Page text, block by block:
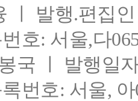
ㅣ 발행.편집
호: 서울,다
국 ㅣ 발행일
번호: 서울,